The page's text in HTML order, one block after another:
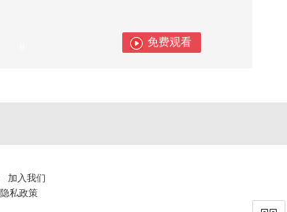
免费观看
加入我们
隐私政策